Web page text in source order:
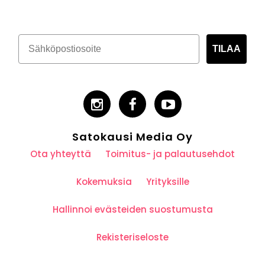
TILAA
Satokausi Media Oy
Ota yhteyttä Toimitus- ja palautusehdot
Kokemuksia Yrityksille
Hallinnoi evästeiden suostumusta
Rekisteriseloste